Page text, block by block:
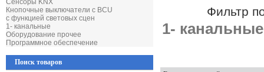
Сенсоры KNX
Кнопочные выключатели с BCU
с функцией световых сцен
1- канальные
Оборудование прочее
Программное обеспечение
Поиск товаров
Фильтр
1- канальные